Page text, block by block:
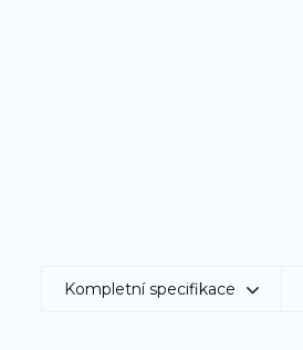
Kompletní specifikace